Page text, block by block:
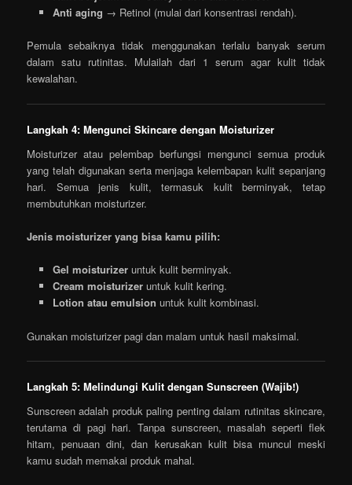
Anti aging → Retinol (mulai dari konsentrasi rendah).
Pemula sebaiknya tidak menggunakan terlalu banyak serum
dalam satu rutinitas. Mulailah dari 1 serum agar kulit tidak
kewalahan.
Langkah 4: Mengunci Skincare dengan Moisturizer
Moisturizer atau pelembap berfungsi mengunci semua produk
yang telah digunakan serta menjaga kelembapan kulit sepanjang
hari. Semua jenis kulit, termasuk kulit berminyak, tetap
membutuhkan moisturizer.
Jenis moisturizer yang bisa kamu pilih:
Gel moisturizeruntuk kulit berminyak.
Cream moisturizeruntuk kulit kering.
Lotion atau emulsion untuk kulit kombinasi.
Gunakan moisturizer pagi dan malam untuk hasil maksimal.
Langkah 5: Melindungi Kulit dengan Sunscreen (Wajib!)
Sunscreen adalah produk paling penting dalam rutinitas skincare,
terutama di pagi hari. Tanpa sunscreen, masalah seperti flek
hitam, penuaan dini, dan kerusakan kulit bisa muncul meski
kamu sudah memakai produk mahal.